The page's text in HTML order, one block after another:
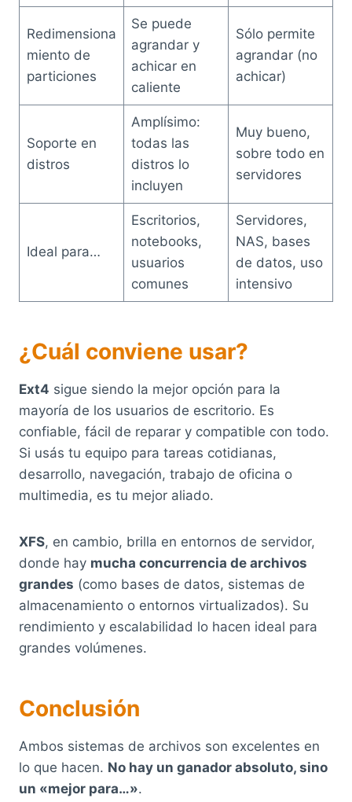
Redimensiona
miento de
particiones
Se puede
agrandar y
achicar en
caliente
Sólo permite
agrandar (no
achicar)
Soporte en
distros
Amplísimo:
todas las
distros lo
incluyen
Muy bueno,
sobre todo en
servidores
Ideal para…
Escritorios,
notebooks,
usuarios
comunes
Servidores,
NAS, bases
de datos, uso
intensivo
¿Cuál conviene usar?
Ext4 sigue siendo la mejor opción para la
mayoría de los usuarios de escritorio. Es
confiable, fácil de reparar y compatible con todo.
Si usás tu equipo para tareas cotidianas,
desarrollo, navegación, trabajo de oficina o
multimedia, es tu mejor aliado.
XFS, en cambio, brilla en entornos de servidor,
donde hay mucha concurrencia de archivos
grandes (como bases de datos, sistemas de
almacenamiento o entornos virtualizados). Su
rendimiento y escalabilidad lo hacen ideal para
grandes volúmenes.
Conclusión
Ambos sistemas de archivos son excelentes en
lo que hacen. No hay un ganador absoluto, sino
un «mejor para…».